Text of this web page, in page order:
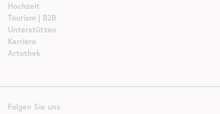
Hochzeit
Tourism | B2B
Unterstützen
Karriere
Artothek
Folgen Sie uns